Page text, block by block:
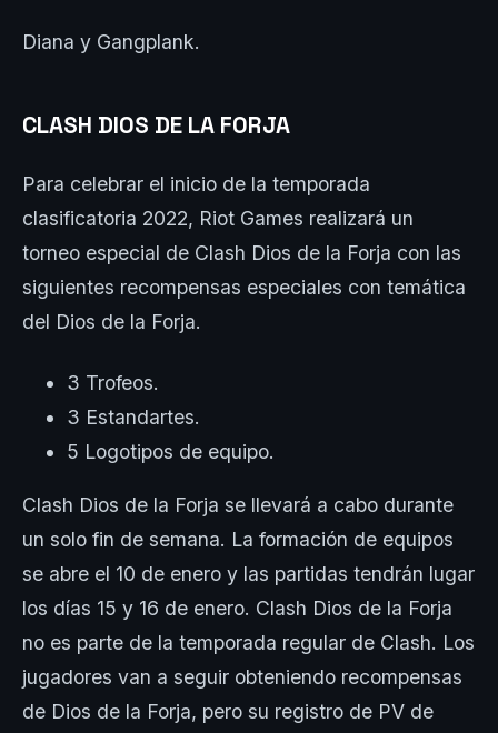
Diana y Gangplank.
CLASH DIOS DE LA FORJA
Para celebrar el inicio de la temporada
clasificatoria 2022, Riot Games realizará un
torneo especial de Clash Dios de la Forja con las
siguientes recompensas especiales con temática
del Dios de la Forja.
3 Trofeos.
3 Estandartes.
5 Logotipos de equipo.
Clash Dios de la Forja se llevará a cabo durante
un solo fin de semana. La formación de equipos
se abre el 10 de enero y las partidas tendrán lugar
los días 15 y 16 de enero. Clash Dios de la Forja
no es parte de la temporada regular de Clash. Los
jugadores van a seguir obteniendo recompensas
de Dios de la Forja, pero su registro de PV de